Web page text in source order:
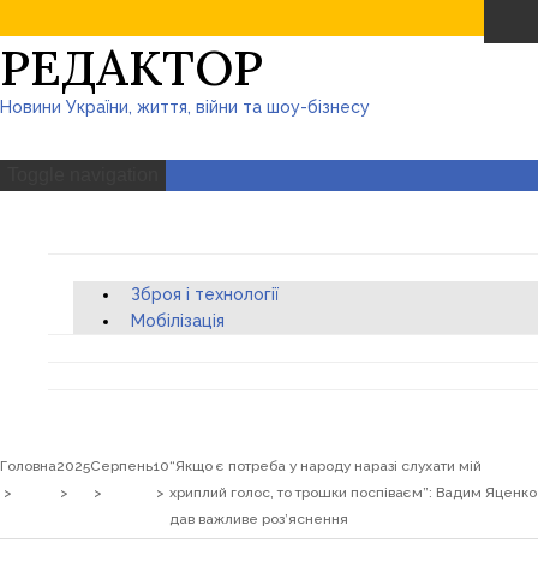
РЕДАКТОР
Новини України, життя, війни та шоу-бізнесу
Зброя і технології
Мобілізація
Головна2025Серпень10“Якщо є потреба у народу наразі слухати мій
хриплий голос, то трошки поспіваєм”: Вадим Яценко
дав важливе роз’яснення